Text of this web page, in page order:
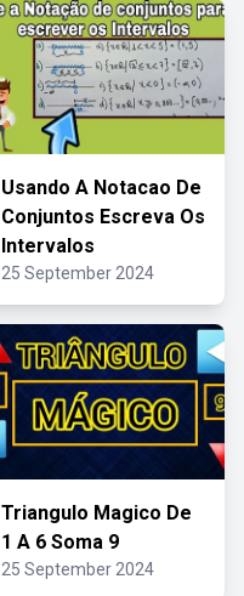
Usando A Notacao De
Conjuntos Escreva Os
Intervalos
25 September 2024
Triangulo Magico De
1 A 6 Soma 9
25 September 2024